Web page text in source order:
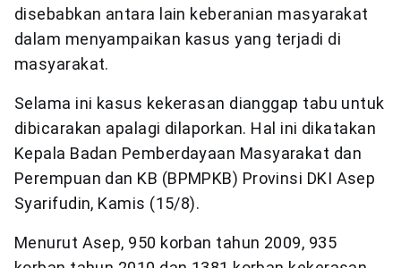
disebabkan antara lain keberanian masyarakat
dalam menyampaikan kasus yang terjadi di
masyarakat.
Selama ini kasus kekerasan dianggap tabu untuk
dibicarakan apalagi dilaporkan. Hal ini dikatakan
Kepala Badan Pemberdayaan Masyarakat dan
Perempuan dan KB (BPMPKB) Provinsi DKI Asep
Syarifudin, Kamis (15/8).
Menurut Asep, 950 korban tahun 2009, 935